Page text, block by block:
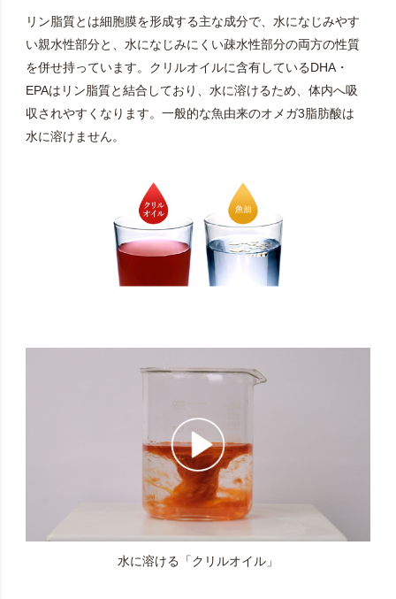
リン脂質とは細胞膜を形成する主な成分で、水になじみやす
い親水性部分と、水になじみにくい疎水性部分の両方の性質
を併せ持っています。クリルオイルに含有しているDHA・
EPAはリン脂質と結合しており、水に溶けるため、体内へ吸
収されやすくなります。一般的な魚由来のオメガ3脂肪酸は
水に溶けません。
水に溶ける「クリルオイル」